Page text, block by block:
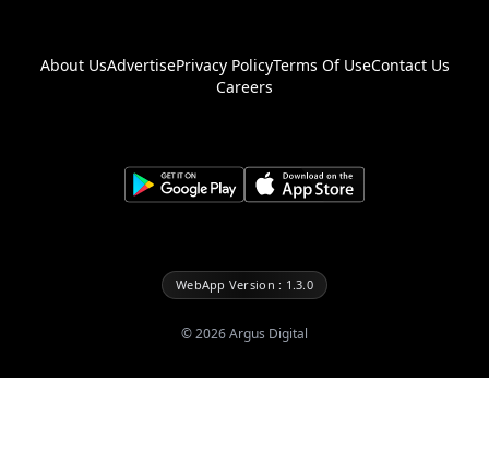
About UsAdvertisePrivacy PolicyTerms Of UseContact Us
Careers
WebApp Version : 1.3.0
©2026Argus Digital